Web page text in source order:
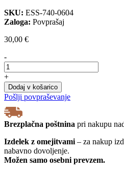
SKU: ESS-740-0604
Zaloga: Povprašaj
30,00 €
-
ROLLBAR
RPL
LENS
HI-
DEF
YEL
količina
+
Dodaj v košarico
Pošlji povpraševanje
Brezplačna poštnina pri nakupu
Izdelek z omejitvami – za nakup
nabavno dovoljenje.
Možen samo osebni prevzem.